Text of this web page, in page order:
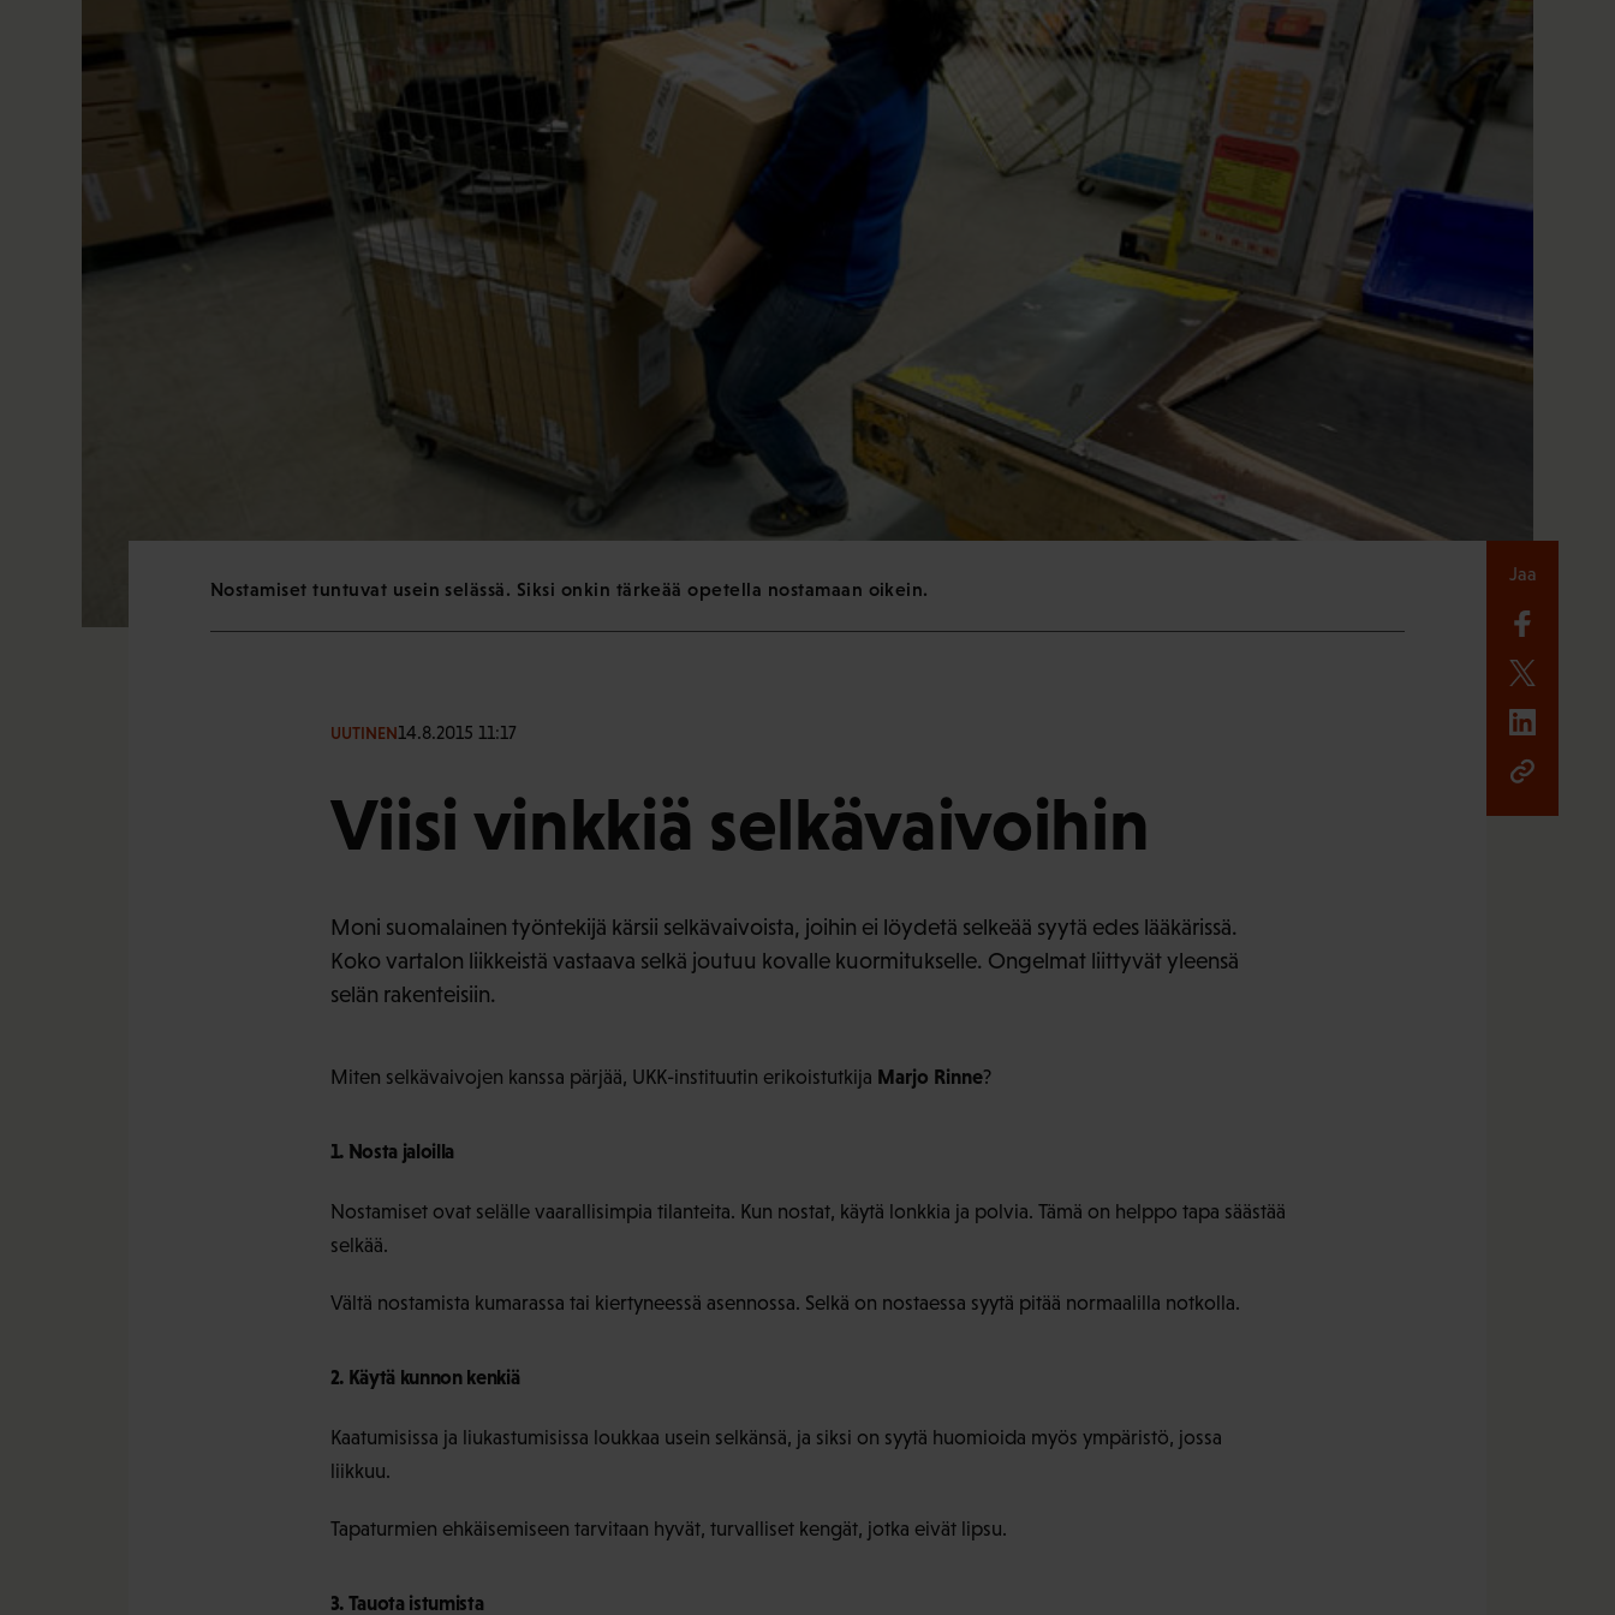
Nostamiset tuntuvat usein selässä. Siksi onkin tärkeää opetella nostamaan oikein.
UUTINEN14.8.2015 11:17
Viisi vinkkiä selkävaivoihin
Moni suomalainen työntekijä kärsii selkävaivoista, joihin ei löydetä selkeää syytä edes lääkärissä.
Koko vartalon liikkeistä vastaava selkä joutuu kovalle kuormitukselle. Ongelmat liittyvät yleensä
selän rakenteisiin.
Miten selkävaivojen kanssa pärjää, UKK-instituutin erikoistutkija Marjo Rinne?
1. Nosta jaloilla
Nostamiset ovat selälle vaarallisimpia tilanteita. Kun nostat, käytä lonkkia ja polvia. Tämä on helppo tapa säästää
selkää.
Vältä nostamista kumarassa tai kiertyneessä asennossa. Selkä on nostaessa syytä pitää normaalilla notkolla.
2. Käytä kunnon kenkiä
Kaatumisissa ja liukastumisissa loukkaa usein selkänsä, ja siksi on syytä huomioida myös ympäristö, jossa
liikkuu.
Tapaturmien ehkäisemiseen tarvitaan hyvät, turvalliset kengät, jotka eivät lipsu.
3. Tauota istumista
Jaa